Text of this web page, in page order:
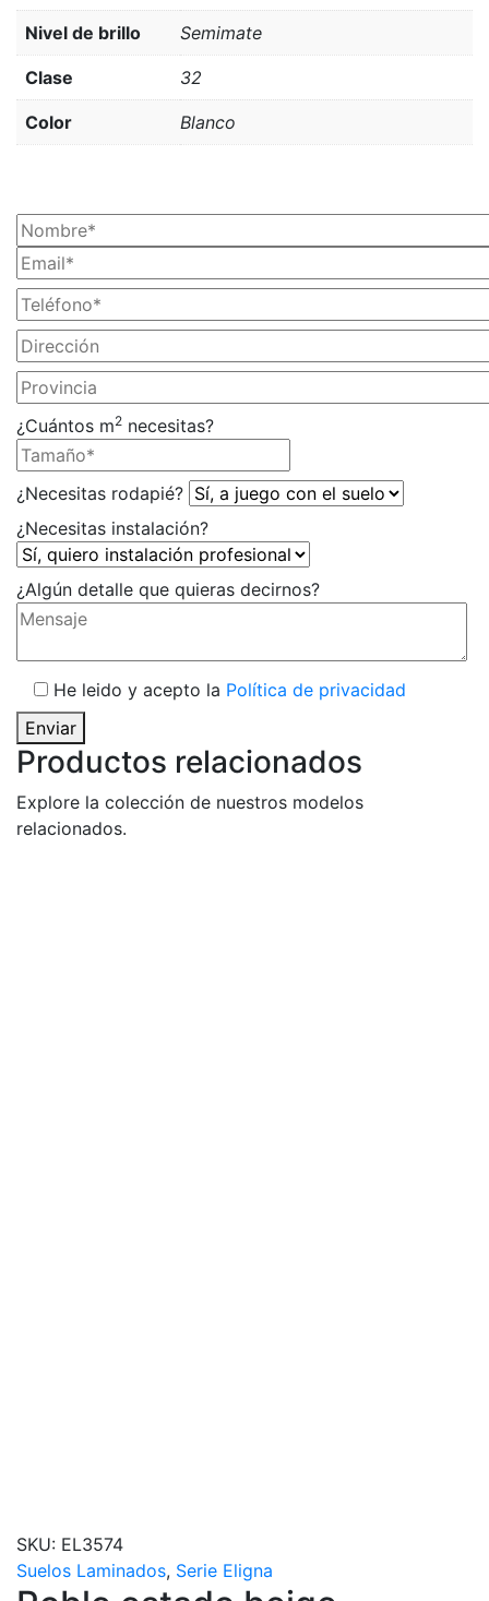
Nivel de brillo Semimate
Clase 32
Color Blanco
¿Cuántos m2 necesitas?
¿Necesitas rodapié?
¿Necesitas instalación?
¿Algún detalle que quieras decirnos?
He leido y acepto la Política de privacidad
Enviar
Productos relacionados
Explore la colección de nuestros modelos
relacionados.
SKU: EL3574
Suelos Laminados, Serie Eligna